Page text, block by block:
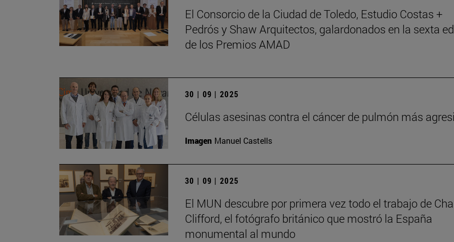
El Consorcio de la Ciudad de Toledo, Estudio Costas +
Pedrós y Shaw Arquitectos, galardonados en la sexta
de los Premios AMAD
30 | 09 | 2025
Células asesinas contra el cáncer de pulmón más
Imagen Manuel Castells
30 | 09 | 2025
El MUN descubre por primera vez todo el trabajo de
Clifford, el fotógrafo británico que mostró la España
monumental al mundo